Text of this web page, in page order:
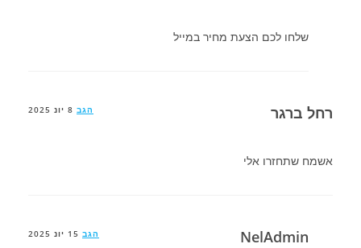
שלחו לכם הצעת מחיר במייל
רחל ברגר הגב 8 יונ 2025
אשמח שתחזרו אלי
NelAdmin הגב 15 יונ 2025